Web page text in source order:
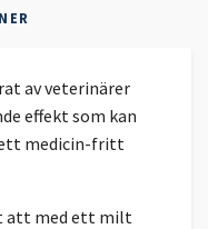
av veterinärer
effekt som kan
ett medicin-fritt
att med ett milt